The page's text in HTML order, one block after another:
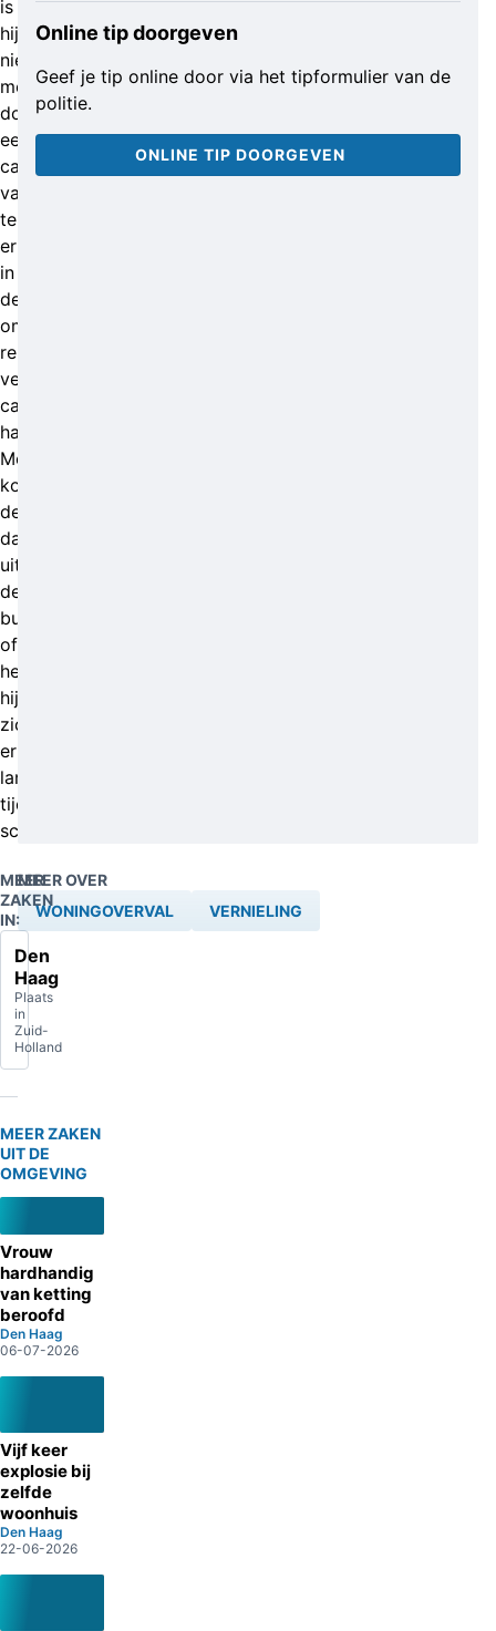
is
hij
niet
meer
door
een
camera
vastgelegd,
terwijl
er
in
de
omgeving
relatief
veel
camera’s
hangen.
Mogelijk
komt
de
dader
uit
de
buurt
of
heeft
hij
zich
er
langere
tijd
schuilgehouden.
Online tip doorgeven
Geef je tip online door via het tipformulier van de
politie.
ONLINE TIP DOORGEVEN
MEER
ZAKEN
IN:
Den
Haag
Plaats
in
Zuid-
Holland
MEER OVER
WONINGOVERVAL
VERNIELING
MEER ZAKEN
UIT DE
OMGEVING
Vrouw
hardhandig
van ketting
beroofd
Den Haag
06-07-2026
Vijf keer
explosie bij
zelfde
woonhuis
Den Haag
22-06-2026